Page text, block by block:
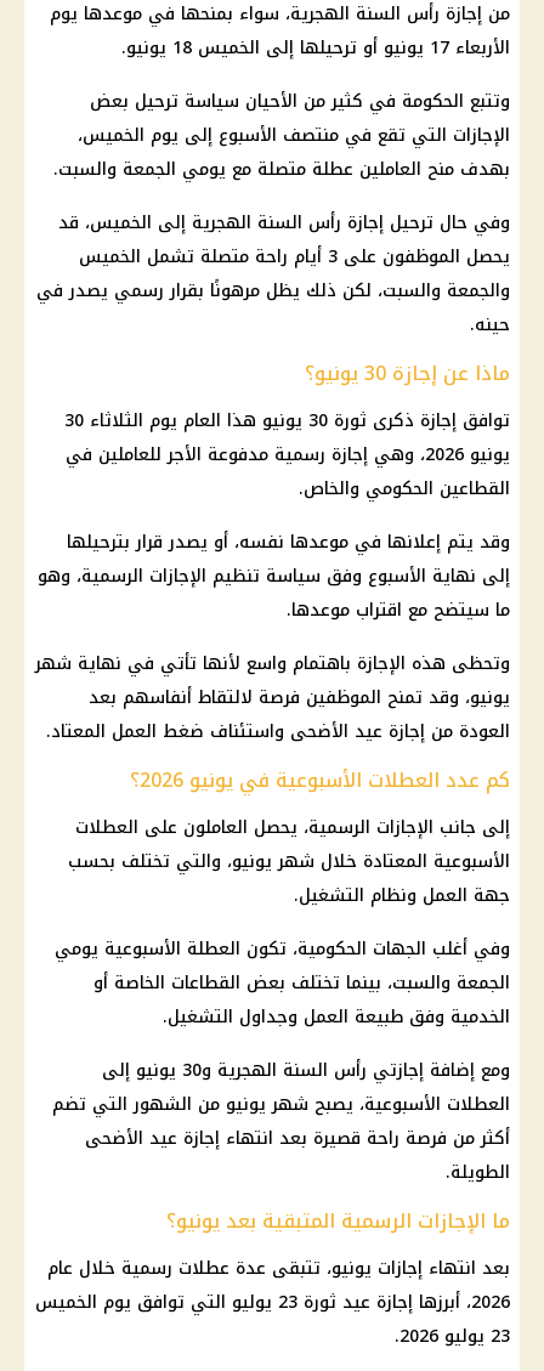
من إجازة رأس السنة الهجرية، سواء بمنحها في موعدها يوم
الأربعاء 17 يونيو أو ترحيلها إلى الخميس 18 يونيو.
وتتبع الحكومة في كثير من الأحيان سياسة ترحيل بعض
الإجازات التي تقع في منتصف الأسبوع إلى يوم الخميس،
بهدف منح العاملين عطلة متصلة مع يومي الجمعة والسبت.
وفي حال ترحيل إجازة رأس السنة الهجرية إلى الخميس، قد
يحصل الموظفون على 3 أيام راحة متصلة تشمل الخميس
والجمعة والسبت، لكن ذلك يظل مرهونًا بقرار رسمي يصدر في
حينه.
ماذا عن إجازة 30 يونيو؟
توافق إجازة
ذكرى ثورة 30 يونيو هذا العام يوم الثلاثاء 30
يونيو 2026، وهي
إجازة رسمية مدفوعة الأجرللعاملين في
القطاعين الحكومي والخاص.
وقد يتم إعلانها في موعدها نفسه، أو يصدر قرار بترحيلها
إلى نهاية الأسبوع وفق سياسة تنظيم الإجازات الرسمية، وهو
ما سيتضح مع اقتراب موعدها.
وتحظى هذه الإجازة باهتمام واسع لأنها تأتي في نهاية شهر
يونيو، وقد تمنح الموظفين فرصة لالتقاط أنفاسهم بعد
العودة من إجازة عيد الأضحى واستئناف ضغط العمل المعتاد.
كم عدد العطلات الأسبوعية في يونيو 2026؟
إلى جانب الإجازات الرسمية، يحصل العاملون على العطلات
الأسبوعية المعتادة خلال شهر يونيو، والتي تختلف بحسب
جهة العمل ونظام التشغيل.
وفي أغلب الجهات الحكومية، تكون العطلة الأسبوعية يومي
الجمعة والسبت، بينما تختلف بعض القطاعات الخاصة أو
الخدمية وفق طبيعة العمل وجداول التشغيل.
ومع إضافة إجازتي رأس السنة الهجرية و30 يونيو إلى
العطلات الأسبوعية، يصبح شهر يونيو من الشهور التي تضم
أكثر من فرصة راحة قصيرة بعد انتهاء إجازة عيد الأضحى
الطويلة.
ما الإجازات الرسمية المتبقية بعد يونيو؟
بعد انتهاء إجازات يونيو، تتبقى عدة عطلات رسمية خلال عام
2026، أبرزها
إجازة عيد ثورة 23 يوليو
التي توافق يوم الخميس
23 يوليو 2026.